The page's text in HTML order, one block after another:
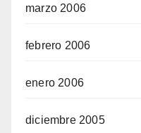
marzo 2006
febrero 2006
enero 2006
diciembre 2005